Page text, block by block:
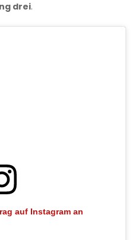
drei.
auf Instagram an